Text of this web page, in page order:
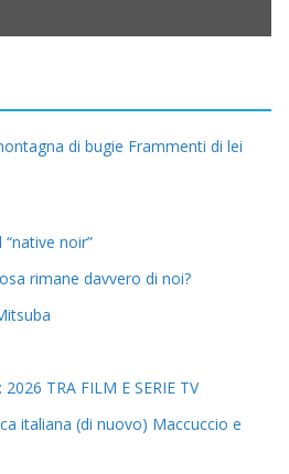
di bugie Frammenti di lei
noir”
rimane davvero di noi?
2026 TRA FILM E SERIE TV
italiana (di nuovo) Maccuccio e